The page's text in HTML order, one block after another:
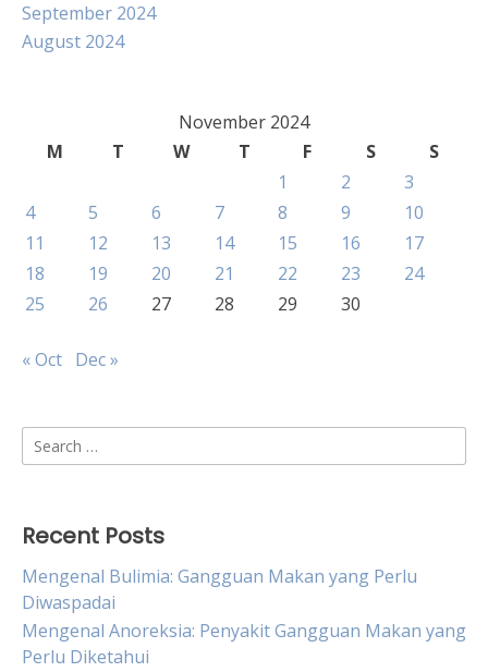
September 2024
August 2024
November 2024
M
T W T F S
S
1
2
3
4
5 6 7 8 9
10
11
12 13 14 15 16
17
18
19 20 21 22 23
24
25
26 27 28 29 30
« Oct Dec »
Search
for:
Recent Posts
Mengenal Bulimia: Gangguan Makan yang Perlu
Diwaspadai
Mengenal Anoreksia: Penyakit Gangguan Makan yang
Perlu Diketahui